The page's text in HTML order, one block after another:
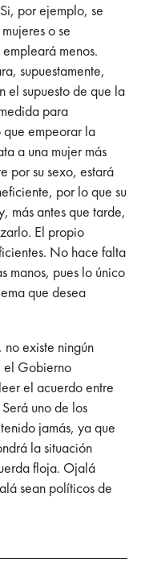
por ejemplo, se
o se
menos.
supuestamente,
el supuesto de que la
para
empeorar la
a una mujer más
por su sexo, estará
por lo que su
más antes que tarde,
El propio
No hace falta
manos, pues lo único
que desea
existe ningún
el Gobierno
el acuerdo entre
uno de los
jamás, ya que
la situación
floja. Ojalá
sean políticos de